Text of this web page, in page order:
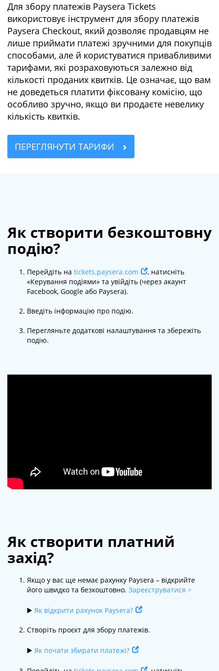
Для збору платежів Paysera Tickets
використовує інструмент для збору платежів
Paysera Checkout, який дозволяє продавцям не
лише приймати платежі зручними для покупців
способами, але й користуватися привабливими
тарифами, які розраховуються залежно від
кількості проданих квитків. Це означає, що вам
не доведеться платити фіксовану комісію, що
особливо зручно, якщо ви продаєте невелику
кількість квитків.
ПЕРЕГЛЯНУТИ ТАРИФИ
Як створити безкоштовну
подію?
Перейдіть на tickets.paysera.com
, натисніть
«Керування подіями» та увійдіть (через акаунт
Facebook, Google або Paysera).
Введіть інформацію про подію.
Перегляньте додаткові налаштування та збережіть
подію.
Як створити платний
захід?
Якщо у вас ще немає рахунку Paysera – відкрийте
його швидко та безкоштовно. Зареєструватися >
▶️ Як відкрити рахунок Paysera?
Створіть проєкт для збору платежів.
▶️ Як почати збирати платежі?